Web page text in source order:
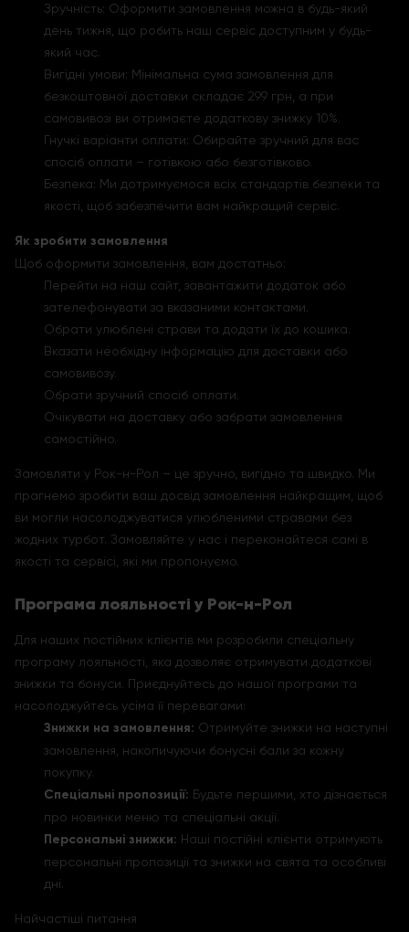
Зручність: Оформити замовлення можна в будь-який
день тижня, що робить наш сервіс доступним у будь-
який час.
Вигідні умови: Мінімальна сума замовлення для
безкоштовної доставки складає 299 грн, а при
самовивозі ви отримаєте додаткову знижку 10%.
Гнучкі варіанти оплати: Обирайте зручний для вас
спосіб оплати – готівкою або безготівково.
Безпека: Ми дотримуємося всіх стандартів безпеки та
якості, щоб забезпечити вам найкращий сервіс.
Як зробити замовлення
Щоб оформити замовлення, вам достатньо:
Перейти на наш сайт, завантажити додаток або
зателефонувати за вказаними контактами.
Обрати улюблені страви та додати їх до кошика.
Вказати необхідну інформацію для доставки або
самовивозу.
Обрати зручний спосіб оплати.
Очікувати на доставку або забрати замовлення
самостійно.
Замовляти у Рок-н-Рол – це зручно, вигідно та швидко. Ми
прагнемо зробити ваш досвід замовлення найкращим, щоб
ви могли насолоджуватися улюбленими стравами без
жодних турбот. Замовляйте у нас і переконайтеся самі в
якості та сервісі, які ми пропонуємо.
Програма лояльності у Рок-н-Рол
Для наших постійних клієнтів ми розробили спеціальну
програму лояльності, яка дозволяє отримувати додаткові
знижки та бонуси. Приєднуйтесь до нашої програми та
насолоджуйтесь усіма її перевагами:
Знижки на замовлення: Отримуйте знижки на наступні
замовлення, накопичуючи бонусні бали за кожну
покупку.
Спеціальні пропозиції: Будьте першими, хто дізнається
про новинки меню та спеціальні акції.
Персональні знижки: Наші постійні клієнти отримують
персональні пропозиції та знижки на свята та особливі
дні.
Найчастіші питання